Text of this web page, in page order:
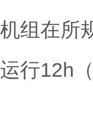
机组在所
运行12h